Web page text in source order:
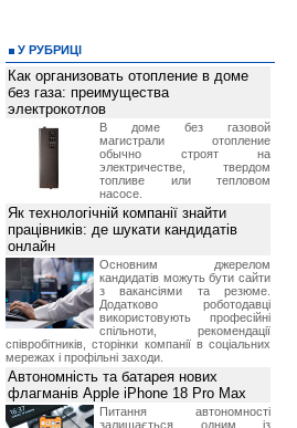
У РУБРИЦІ
Как организовать отопление в доме
без газа: преимущества
электрокотлов
В доме без газовой
магистрали отопление
обычно строят на
электричестве, твердом
топливе или тепловом
насосе.
Як технологічній компанії знайти
працівників: де шукати кандидатів
онлайн
Основним джерелом
кандидатів можуть бути сайти
з вакансіями та резюме.
Додатково роботодавці
використовують професійні
спільноти, рекомендації
співробітників, сторінки компанії в соціальних
мережах і профільні заходи.
Автономність та батарея нових
флагманів Apple iPhone 18 Pro Max
Питання автономності
залишається одним із